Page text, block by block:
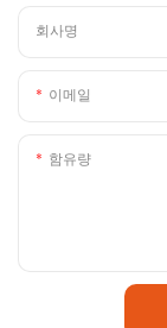
회사명
이메일
함유량